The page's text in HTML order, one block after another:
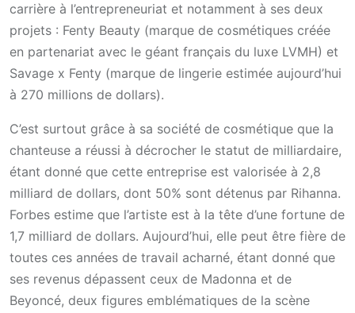
carrière à l’entrepreneuriat et notamment à ses deux
projets : Fenty Beauty (marque de cosmétiques créée
en partenariat avec le géant français du luxe LVMH) et
Savage x Fenty (marque de lingerie estimée aujourd’hui
à 270 millions de dollars).
C’est surtout grâce à sa société de cosmétique que la
chanteuse a réussi à décrocher le statut de milliardaire,
étant donné que cette entreprise est valorisée à 2,8
milliard de dollars, dont 50% sont détenus par Rihanna.
Forbes estime que l’artiste est à la tête d’une fortune de
1,7 milliard de dollars. Aujourd’hui, elle peut être fière de
toutes ces années de travail acharné, étant donné que
ses revenus dépassent ceux de Madonna et de
Beyoncé, deux figures emblématiques de la scène